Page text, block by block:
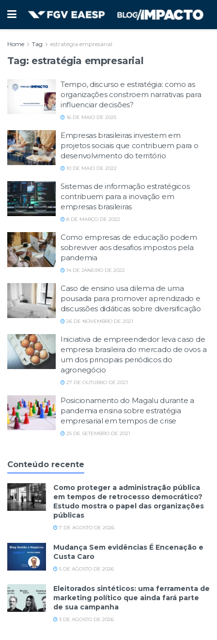
Home Tag estratégia empresarial
Tag: estratégia empresarial
Tempo, discurso e estratégia: como as
organizações constroem narrativas para
influenciar decisões?
16 DE MAIO DE 2025
Empresas brasileiras investem em
projetos sociais que contribuem para o
desenvolvimento do território
10 DE MAIO DE 2022
Sistemas de informação estratégicos
contribuem para a inovação em
empresas brasileiras
8 DE MARÇO DE 2022
Como empresas de educação podem
sobreviver aos desafios impostos pela
pandemia
14 DE JANEIRO DE 2022
Caso de ensino usa dilema de uma
pousada para promover aprendizado e
discussões didáticas sobre diversificação
26 DE NOVEMBRO DE 2021
Iniciativa de empreendedor leva caso de
empresa brasileira do mercado de ovos a
um dos principais periódicos do
agronegócio
27 DE OUTUBRO DE 2021
Posicionamento do Magalu durante a
pandemia ensina sobre estratégia
empresarial em tempos de crise
25 DE SETEMBRO DE 2021
Conteúdo recente
Como proteger a administração pública
em tempos de retrocesso democrático?
Estudo mostra o papel das organizações
públicas
7 DE AGOSTO DE 2026
Mudança Sem evidências É Encenação e
Custa Caro
5 DE AGOSTO DE 2026
Eleitorados sintéticos: uma ferramenta de
marketing político que ainda fará parte
de sua campanha
3 DE AGOSTO DE 2026